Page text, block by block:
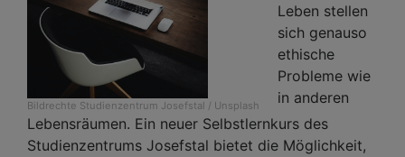
Bildrechte Studienzentrum Josefstal / Unsplash
Leben stellen
sich genauso
ethische
Probleme wie
in anderen
Lebensräumen. Ein neuer Selbstlernkurs des
Studienzentrums Josefstal bietet die Möglichkeit,